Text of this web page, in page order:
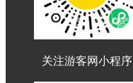
关注游客网小程序